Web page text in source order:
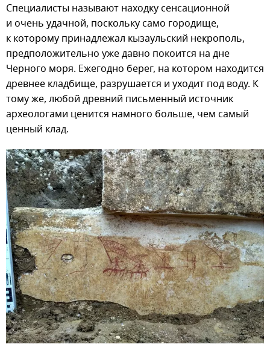
Специалисты называют находку сенсационной
и очень удачной, поскольку само городище,
к которому принадлежал кызаульский некрополь,
предположительно уже давно покоится на дне
Черного моря. Ежегодно берег, на котором находится
древнее кладбище, разрушается и уходит под воду. К
тому же, любой древний письменный источник
археологами ценится намного больше, чем самый
ценный клад.